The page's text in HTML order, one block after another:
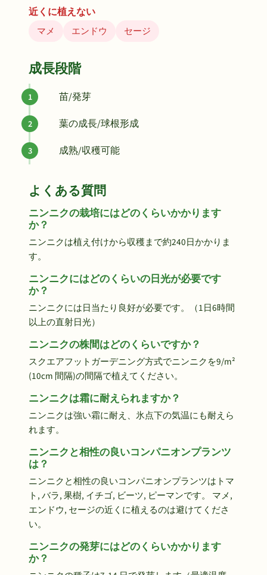
近くに植えない
マメ
エンドウ セージ
成長段階
苗/発芽
葉の成長/球根形成
成熟/収穫可能
よくある質問
ニンニクの栽培にはどのくらいかかります
か？
ニンニクは植え付けから収穫まで約240日かかりま
す。
ニンニクにはどのくらいの日光が必要です
か？
ニンニクには日当たり良好が必要です。（1日6時間
以上の直射日光）
ニンニクの株間はどのくらいですか？
スクエアフットガーデニング方式でニンニクを9/m²
(10cm 間隔)の間隔で植えてください。
ニンニクは霜に耐えられますか？
ニンニクは強い霜に耐え、氷点下の気温にも耐えら
れます。
ニンニクと相性の良いコンパニオンプランツ
は？
ニンニクと相性の良いコンパニオンプランツはトマ
ト, バラ, 果樹, イチゴ, ビーツ, ピーマンです。 マメ,
エンドウ, セージの近くに植えるのは避けてくださ
い。
ニンニクの発芽にはどのくらいかかります
か？